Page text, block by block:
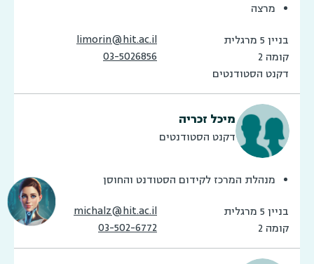
מרצה
בניין 5 מרגלית
קומה 2
דקנט הסטודנטים
limorin@hit.ac.il
03-5026856
מיכל זכריה
דקנט הסטודנטים
מנהלת המרכז לקידום הסטודנט והחוסן
בניין 5 מרגלית
קומה 2
michalz@hit.ac.il
03-502-6772